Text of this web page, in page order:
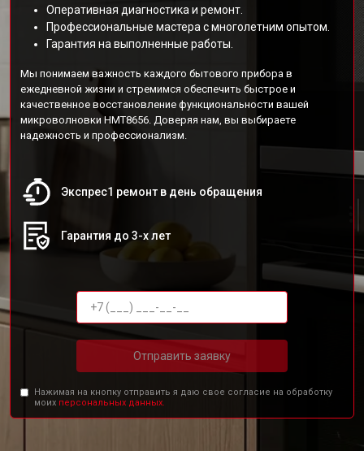
Оперативная диагностика и ремонт.
Профессиональные мастера с многолетним опытом.
Гарантия на выполненные работы.
Мы понимаем важность каждого бытового прибора в
ежедневной жизни и стремимся обеспечить быстрое и
качественное восстановление функциональности вашей
микроволновки HMT8656. Доверяя нам, вы выбираете
надежность и профессионализм.
Экспрес1 ремонт в день обращения
Гарантия до 3-х лет
Отправить заявку
Нажимая на кнопку отправить я даю свое согласие на обработку
моих персональных данных.